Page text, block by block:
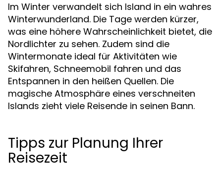
Im Winter verwandelt sich Island in ein wahres
Winterwunderland. Die Tage werden kürzer,
was eine höhere Wahrscheinlichkeit bietet, die
Nordlichter zu sehen. Zudem sind die
Wintermonate ideal für Aktivitäten wie
Skifahren, Schneemobil fahren und das
Entspannen in den heißen Quellen. Die
magische Atmosphäre eines verschneiten
Islands zieht viele Reisende in seinen Bann.
Tipps zur Planung Ihrer
Reisezeit